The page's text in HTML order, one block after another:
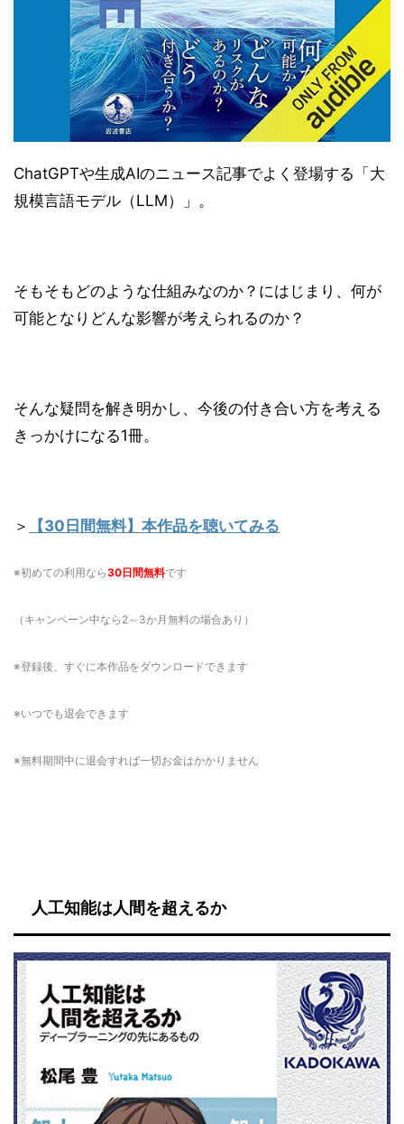
ChatGPTや生成AIのニュース記事でよく登場する「大
規模言語モデル（LLM）」。
そもそもどのような仕組みなのか？にはじまり、何が
可能となりどんな影響が考えられるのか？
そんな疑問を解き明かし、今後の付き合い方を考える
きっかけになる1冊。
＞ 【30日間無料】本作品を聴いてみる
※初めての利用なら30日間無料です
（キャンペーン中なら2～3か月無料の場合あり）
※登録後、すぐに本作品をダウンロードできます
※いつでも退会できます
※無料期間中に退会すれば一切お金はかかりません
人工知能は人間を超えるか